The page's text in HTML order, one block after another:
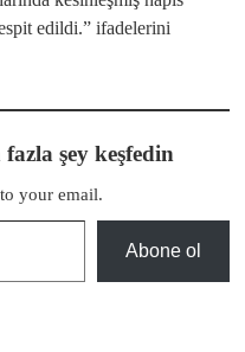
edildi.” ifadelerini
şey keşfedin
your email.
Abone ol